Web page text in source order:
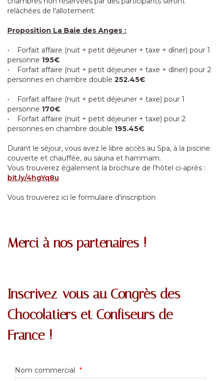
relâchées de l'allotement.
Proposition La Baie des Anges :
• Forfait affaire (nuit + petit déjeuner + taxe + dîner) pour 1
personne 195€
• Forfait affaire (nuit + petit déjeuner + taxe + dîner) pour 2
personnes en chambre double 252.45€
• Forfait affaire (nuit + petit déjeuner + taxe) pour 1
personne 170€
• Forfait affaire (nuit + petit déjeuner + taxe) pour 2
personnes en chambre double 195.45€
Durant le séjour, vous avez le libre accès au Spa, à la piscine
couverte et chauffée, au sauna et hammam.
Vous trouverez également la brochure de l’hôtel ci-après :
bit.ly/4hgYq8u
Vous trouverez ici le formulaire d'inscription
Merci à nos partenaires !
Inscrivez-vous au Congrès des
Chocolatiers et Confiseurs de
France !
Nom commercial *